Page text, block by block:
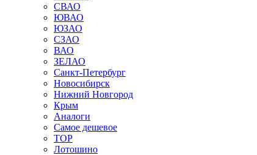
СВАО
ЮВАО
ЮЗАО
СЗАО
ВАО
ЗЕЛАО
Санкт-Петербург
Новосибирск
Нижний Новгород
Крым
Аналоги
Самое дешевое
TOP
Лотошино